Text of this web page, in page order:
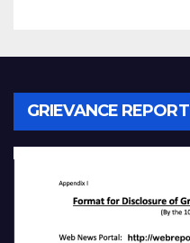
GRIEVANCE REPORT